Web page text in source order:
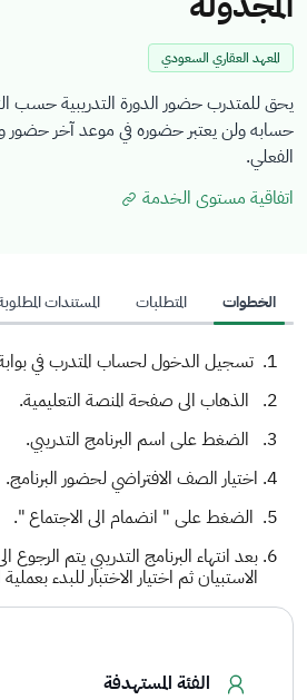
المعهد العقاري السعودي
يحق للمتدرب حضور الدورة التدريبية حسب
حسابه ولن يعتبر حضوره في موعد آخر حضور
الفعلي.
اتفاقية مستوى الخدمة
الخطوات المتطلبات المستندات
تسجيل الدخول لحساب المتدرب في بوابة
الذهاب الى صفحة المنصة التعليمية.
الضغط على اسم البرنامج التدريبي.
اختيار الصف الافتراضي لحضور البرنامج.
الضغط على " انضمام الى الاجتماع ".
بعد انتهاء البرنامج التدريبي يتم الرجوع
الاستبيان ثم اختيار الاختبار للبدء بعملية
الفئة المستهدفة